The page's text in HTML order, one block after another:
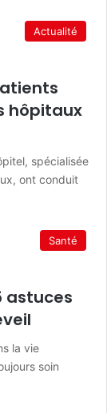
Actualité
hôpitaux
spécialisée
ont conduit
Santé
astuces
la vie
soin